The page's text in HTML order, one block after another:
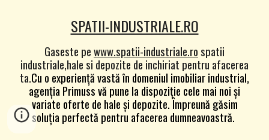
SPATII-INDUSTRIALE.RO
Gaseste pewww.spatii-industriale.rospatii
industriale,hale si depozite de inchiriat pentru afacerea
ta.Cu o experiență vastă în domeniul imobiliar industrial,
agenția Primuss vă pune la dispoziție cele mai noi și
variate oferte de hale și depozite. Împreună găsim
soluția perfectă pentru afacerea dumneavoastră.